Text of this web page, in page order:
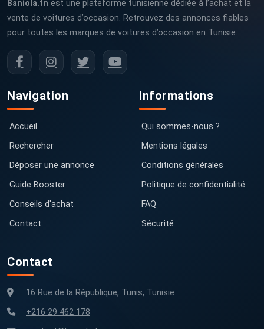
Baniola.tn est une plateforme tunisienne dédiée à l’achat et la
vente de voitures d’occasion. Retrouvez des annonces fiables
pour toutes les marques de voitures d’occasion en Tunisie.
Navigation
Accueil
Rechercher
Déposer une annonce
Guide Booster
Conseils d'achat
Contact
Informations
Qui sommes-nous ?
Mentions légales
Conditions générales
Politique de confidentialité
FAQ
Sécurité
Contact
16 Rue de la République, Tunis, Tunisie
+216 29 462 178